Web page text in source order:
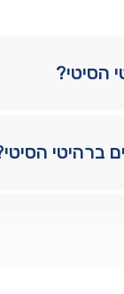
הסיטי?
ברהיטי